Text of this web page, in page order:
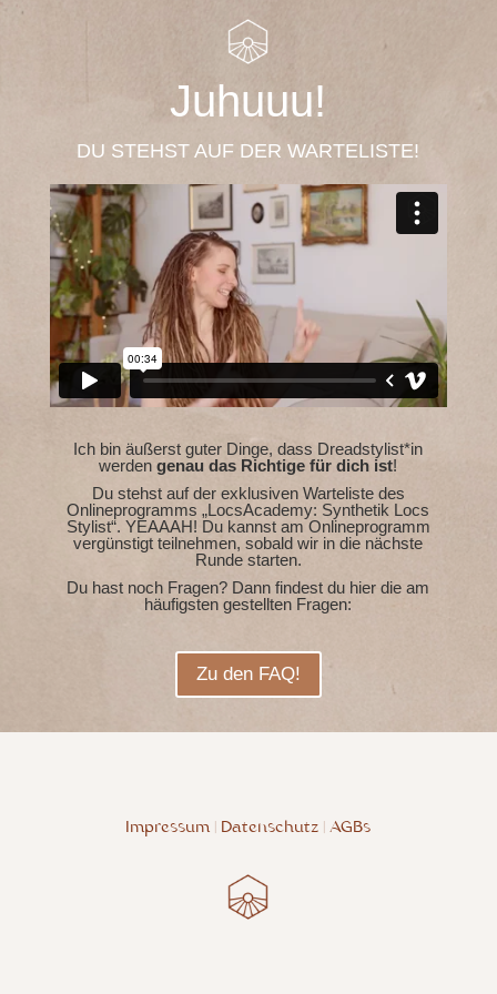
Juhuuu!
DU STEHST AUF DER WARTELISTE!
Ich bin äußerst guter Dinge, dass Dreadstylist*in
werdengenau das Richtige für dich ist!
Du stehst auf der exklusiven Warteliste des
Onlineprogramms „LocsAcademy: Synthetik Locs
Stylist“. YEAAAH! Du kannst am Onlineprogramm
vergünstigt teilnehmen, sobald wir in die nächste
Runde starten.
Du hast noch Fragen? Dann findest du hier die am
häufigsten gestellten Fragen:
Zu den FAQ!
Impressum | Datenschutz |AGBs